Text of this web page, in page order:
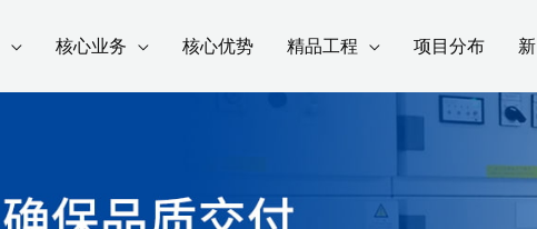
核心业务 核心优势 精品工程 项目分布